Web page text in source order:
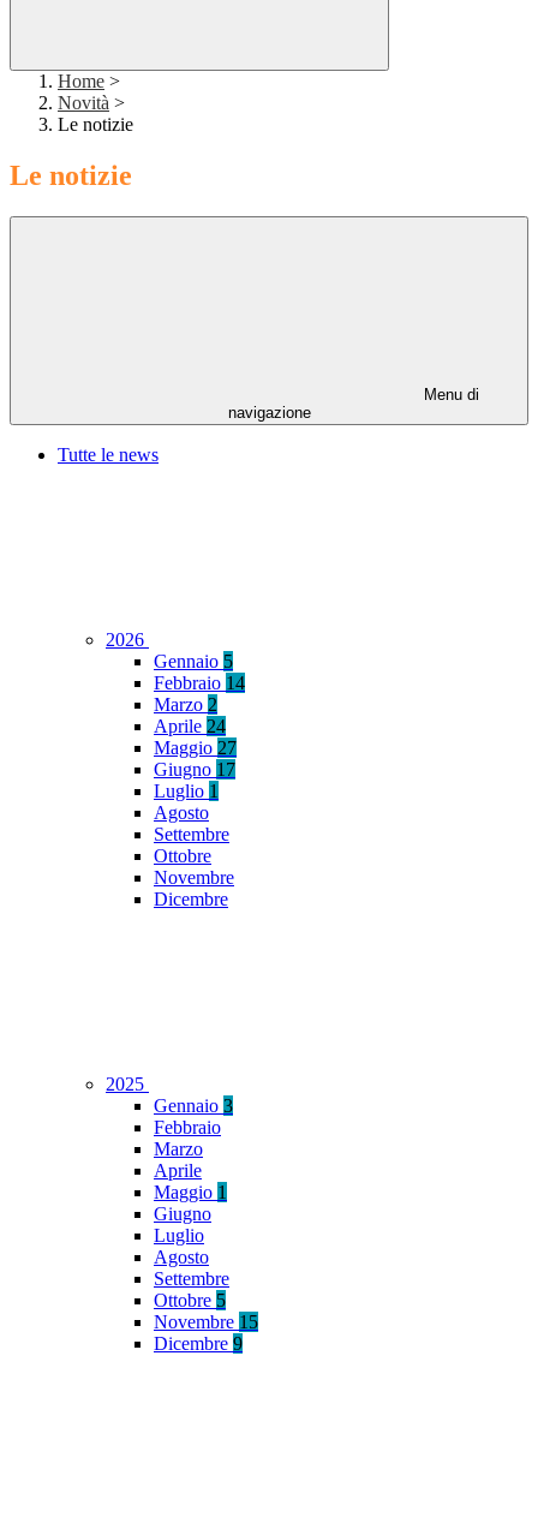
Home >
Novità >
Le notizie
Le notizie
Menu di
navigazione
Tutte le news
2026
Gennaio 5
Febbraio 14
Marzo 2
Aprile 24
Maggio 27
Giugno 17
Luglio 1
Agosto
Settembre
Ottobre
Novembre
Dicembre
2025
Gennaio 3
Febbraio
Marzo
Aprile
Maggio 1
Giugno
Luglio
Agosto
Settembre
Ottobre 5
Novembre 15
Dicembre 9